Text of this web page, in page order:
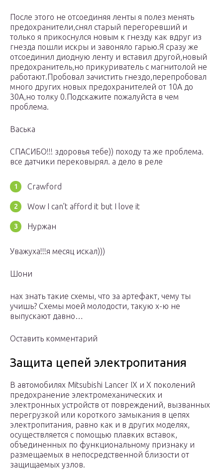
После этого не отсоединяя ленты я полез менять
предохранители,снял старый перегоревший и
только я прикоснулся новым к гнезду как вдруг из
гнезда пошли искры и завоняло гарью.Я сразу же
отсоединил диодную ленту и вставил другой,новый
предохранитель,но прикуриватель с магнитолой не
работают.Пробовал зачистить гнездо,перепробовал
много других новых предохранителей от 10А до
30А,но толку 0.Подскажите пожалуйста в чем
проблема.
Васька
СПАСИБО!!! здоровья тебе)) походу та же проблема.
все датчики перековырял. а дело в реле
Crawford
Wow I can’t afford it but I love it
Нуржан
Уважуха!!!я месяц искал)))
Шони
нах знать такие схемы, что за артефакт, чему ты
учишь? Схемы моей молодости, такую х-ю не
выпускают давно…
Оставить комментарий
Защита цепей электропитания
В автомобилях Mitsubishi Lancer IX и X поколений
предохранение электромеханических и
электронных устройств от повреждений, вызванных
перегрузкой или короткого замыкания в цепях
электропитания, равно как и в других моделях,
осуществляется с помощью плавких вставок,
объединенных по функциональному признаку и
размещаемых в непосредственной близости от
защищаемых узлов.